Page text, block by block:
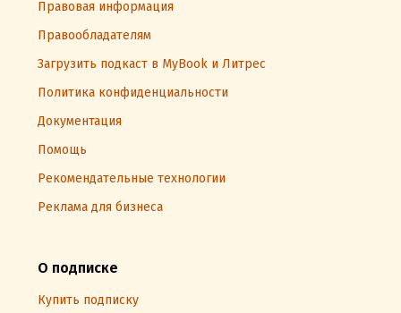
Правовая информация
Правообладателям
Загрузить подкаст в MyBook и Литрес
Политика конфиденциальности
Документация
Помощь
Рекомендательные технологии
Реклама для бизнеса
О подписке
Купить подписку